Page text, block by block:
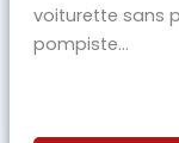
voiturette sans
pompiste...